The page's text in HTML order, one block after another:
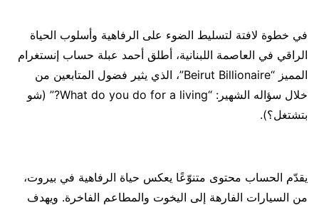
في خطوة لافتة لتسليط الضوء على الرفاهية وأسلوب الحياة
الراقي في العاصمة اللبنانية، أطلق أحمد عبلة حساب إنستغرام
المميز “Beirut Billionaire”، الذي يثير فضول المتابعين من
خلال سؤاله الشهير: “What do you do for a living?” (شو
بتشتغل؟).
يقدّم الحساب محتوى متنوّعًا يعكس حياة الرفاهية في بيروت،
من السيارات الفارهة إلى اليخوت والمطاعم الفاخرة. ويهدف